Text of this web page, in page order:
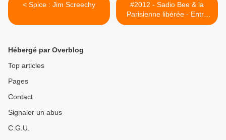
< Spice : Jim Screechy
#2012 - Sadio Bee & la
Parisienne libérée - Entre
Jaurès & Stalingrad -
Hébergé par Overblog
Top articles
Pages
Contact
Signaler un abus
C.G.U.